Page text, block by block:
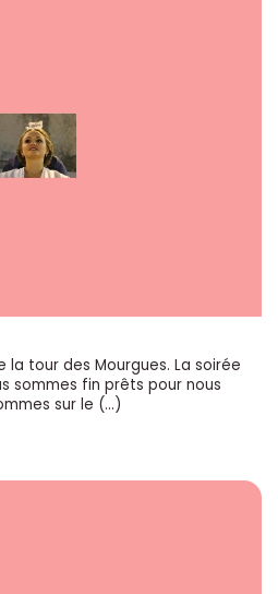
la tour des Mourgues. La soirée
sommes fin prêts pour nous
sur le (…)